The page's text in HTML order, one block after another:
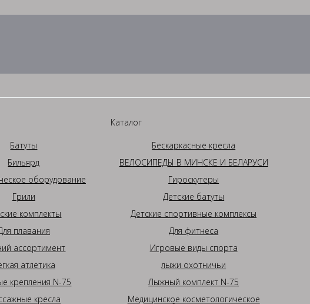
Каталог
Батуты
Бескаркасные кресла
Бильярд
ВЕЛОСИПЕДЫ В МИНСКЕ И БЕЛАРУСИ
оборудование
Гироскутеры
Грили
Детские батуты
комплекты
Детские спортивные комплексы
плавания
Для фитнеса
ассортимент
Игровые виды спорта
атлетика
лыжи охотничьи
крепления N-75
Лыжный комплект N-75
кресла
Медицинское косметологическое